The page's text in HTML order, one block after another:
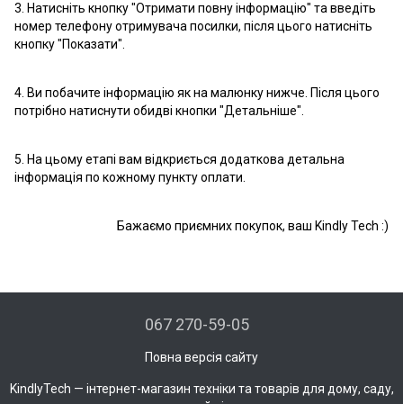
3. Натисніть кнопку "Отримати повну інформацію" та введіть
номер телефону отримувача посилки, після цього натисніть
кнопку "Показати".
4. Ви побачите інформацію як на малюнку нижче. Після цього
потрібно натиснути обидві кнопки "Детальніше".
5. На цьому етапі вам відкриється додаткова детальна
інформація по кожному пункту оплати.
Бажаємо приємних покупок, ваш Kindly Tech :)
067 270-59-05
Повна версія сайту
KindlyTech — інтернет-магазин техніки та товарів для дому, саду,